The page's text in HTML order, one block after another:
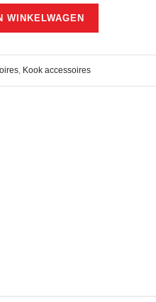
WINKELWAGEN
, Kook accessoires